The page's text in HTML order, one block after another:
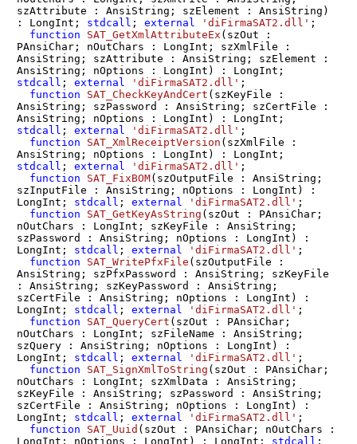
szAttribute : AnsiString; szElement : AnsiString)
:
LongInt; stdcall ; external 'diFirmaSAT2.dll' ;
function
SAT_GetXmlAttributeEx (szOut :
PAnsiChar; nOutChars : LongInt; szXmlFile :
AnsiString; szAttribute : AnsiString; szElement :
AnsiString; nOptions : LongInt)
:
stdcall ; external 'diFirmaSAT2.dll' ;
function
SAT_CheckKeyAndCert (szKeyFile :
AnsiString; szPassword : AnsiString; szCertFile :
AnsiString; nOptions : LongInt)
:
stdcall ; external 'diFirmaSAT2.dll' ;
function
SAT_XmlReceiptVersion (szXmlFile :
AnsiString; nOptions : LongInt)
:
stdcall ; external 'diFirmaSAT2.dll' ;
function
SAT_FixBOM(szOutputFile : AnsiString;
szInputFile : AnsiString; nOptions : LongInt)
:
LongInt; stdcall ; external 'diFirmaSAT2.dll' ;
function
SAT_GetKeyAsString (szOut : PAnsiChar;
nOutChars : LongInt; szKeyFile : AnsiString;
szPassword : AnsiString; nOptions : LongInt)
:
LongInt; stdcall ; external 'diFirmaSAT2.dll' ;
function
SAT_WritePfxFile (szOutputFile :
AnsiString; szPfxPassword : AnsiString; szKeyFile
: AnsiString; szKeyPassword : AnsiString;
szCertFile : AnsiString; nOptions : LongInt)
:
LongInt; stdcall ; external 'diFirmaSAT2.dll' ;
function
SAT_QueryCert (szOut : PAnsiChar;
nOutChars : LongInt; szFileName : AnsiString;
szQuery : AnsiString; nOptions : LongInt)
:
LongInt; stdcall ; external 'diFirmaSAT2.dll' ;
function
SAT_SignXmlToString (szOut : PAnsiChar;
nOutChars : LongInt; szXmlData : AnsiString;
szKeyFile : AnsiString; szPassword : AnsiString;
szCertFile : AnsiString; nOptions : LongInt)
:
LongInt; stdcall ; external 'diFirmaSAT2.dll' ;
function
SAT_Uuid (szOut : PAnsiChar; nOutChars :
LongInt; nOptions : LongInt)
: LongInt; stdcall